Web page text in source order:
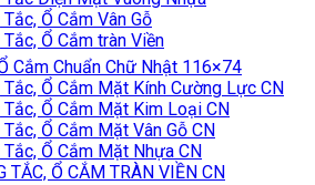
Ổ Cắm Vân Gỗ
Ổ Cắm tràn Viền
Cắm Chuẩn Chữ Nhật 116×74
Tắc, Ổ Cắm Mặt Kính Cường Lực CN
Tắc, Ổ Cắm Mặt Kim Loại CN
Tắc, Ổ Cắm Mặt Vân Gỗ CN
Tắc, Ổ Cắm Mặt Nhựa CN
TẮC, Ổ CẮM TRÀN VIỀN CN